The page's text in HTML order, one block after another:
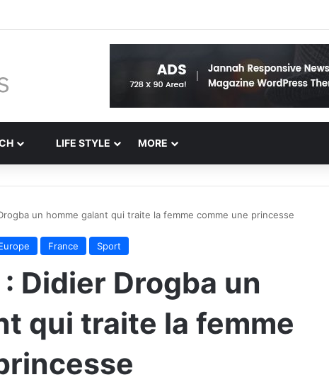
LIFE STYLE MORE
un homme galant qui traite la femme comme une princesse
France Sport
Didier Drogba un
qui traite la femme